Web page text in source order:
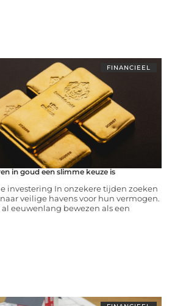
FINANCIEEL
in goud een slimme keuze is
investering In onzekere tijden zoeken
veilige havens voor hun vermogen.
eeuwenlang bewezen als een